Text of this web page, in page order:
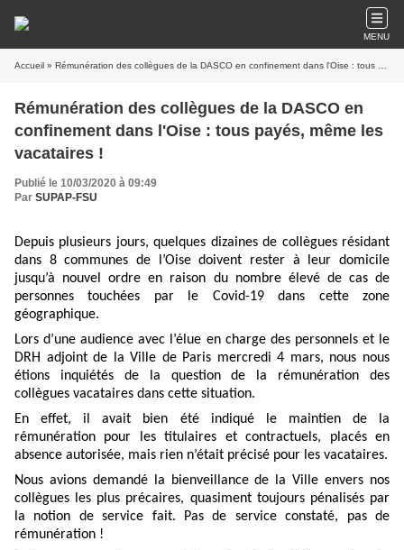
MENU
Accueil » Rémunération des collègues de la DASCO en confinement dans l'Oise : tous payés, même les vacataires !
Rémunération des collègues de la DASCO en
confinement dans l'Oise : tous payés, même les
vacataires !
Publié le 10/03/2020 à 09:49
Par SUPAP-FSU
Depuis plusieurs jours, quelques dizaines de collègues résidant
dans 8 communes de l’Oise doivent rester à leur domicile
jusqu’à nouvel ordre en raison du nombre élevé de cas de
personnes touchées par le Covid-19 dans cette zone
géographique.
Lors d’une audience avec l’élue en charge des personnels et le
DRH adjoint de la Ville de Paris mercredi 4 mars, nous nous
étions inquiétés de la question de la rémunération des
collègues vacataires dans cette situation.
En effet, il avait bien été indiqué le maintien de la
rémunération pour les titulaires et contractuels, placés en
absence autorisée, mais rien n’était précisé pour les vacataires.
Nous avions demandé la bienveillance de la Ville envers nos
collègues les plus précaires, quasiment toujours pénalisés par
la notion de service fait. Pas de service constaté, pas de
rémunération !